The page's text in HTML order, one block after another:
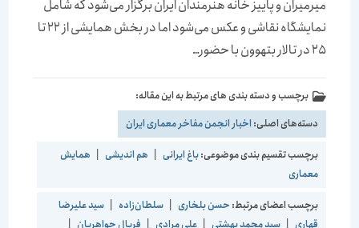
میرمیران و پاییز خانه هنرمندان ایران برگزار می‌شود كه شامل
نمایشگاه نقاشی و عكس می‌شود اما در بخش همایشی از 22 تا
25 در تالار بتهوون با حضور…
برچسب و دسته بندی های مرتبط به این مقاله:
دسته‌های اصلی:اخبار انجمن مفاخر معماری ایران
برچسب تقسیم بندی موضوعی:باغ ایرانی | هم اندیشی |
همایش
معماری
برچسب اعضای مرتبط:حسن بلخاری | سلطان‌زاده |
سید علیرضا
قهاری | سید محمد بهشتی | علی مرادی | فریال جواهریان |